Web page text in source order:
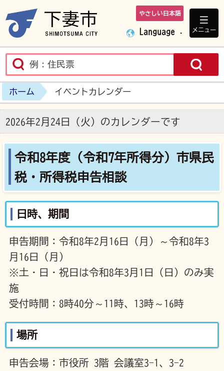
下妻市ホームペ
やさしい日本語
Language メニュー
ホーム イベントカレンダー
2026年2月24日（火）のカレンダーです
令和8年度（令和7年所得分）市県民
税・所得税申告相談
日時、期間
申告期間：令和8年2月16日（月）～令和8年3
月16日（月）
※土・日・祝日は令和8年3月1日（日）のみ実
施
受付時間：8時40分～11時、13時～16時
場所
申告会場：市役所 3階 会議室3-1、3-2